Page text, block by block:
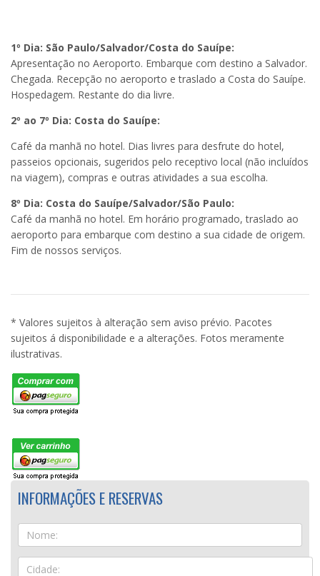
1º Dia: São Paulo/Salvador/Costa do Sauípe:
Apresentação no Aeroporto. Embarque com destino a Salvador.
Chegada. Recepção no aeroporto e traslado a Costa do Sauípe.
Hospedagem. Restante do dia livre.
2º ao 7º Dia: Costa do Sauípe:
Café da manhã no hotel. Dias livres para desfrute do hotel,
passeios opcionais, sugeridos pelo receptivo local (não incluídos
na viagem), compras e outras atividades a sua escolha.
8º Dia: Costa do Sauípe/Salvador/São Paulo:
Café da manhã no hotel. Em horário programado, traslado ao
aeroporto para embarque com destino a sua cidade de origem.
Fim de nossos serviços.
* Valores sujeitos à alteração sem aviso prévio. Pacotes
sujeitos á disponibilidade e a alterações. Fotos meramente
ilustrativas.
INFORMAÇÕES E RESERVAS